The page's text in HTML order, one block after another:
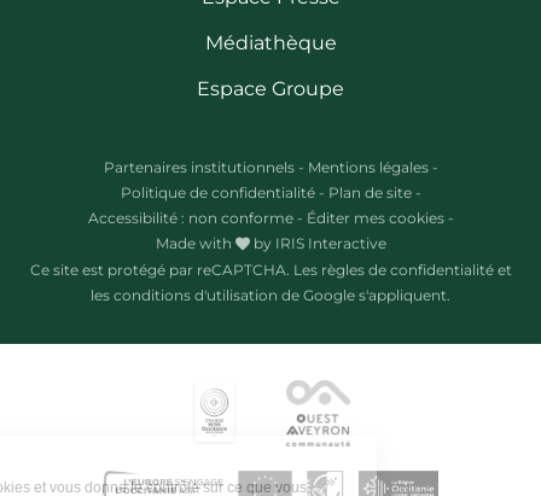
Médiathèque
Espace Groupe
Partenaires institutionnels - Mentions légales -
Politique de confidentialité - Plan de site -
Accessibilité : non conforme - Éditer mes cookies -
Made with
by IRIS Interactive
Ce site est protégé par reCAPTCHA. Les règles de confidentialitéet
les conditions d'utilisation de Google s'appliquent.
Ce site utilise des cookies et vous donne le contrôle sur ce que vous